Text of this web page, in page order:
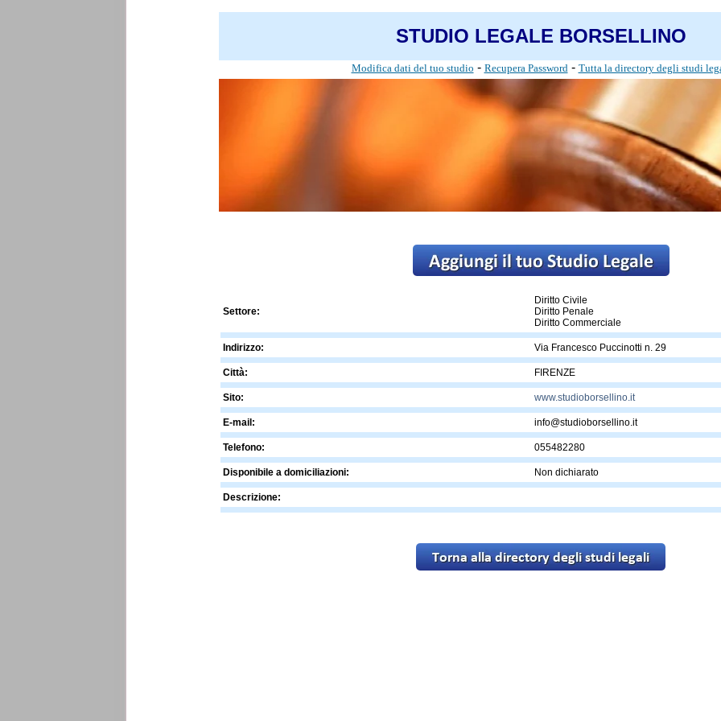
STUDIO LEGALE BORSELLINO
Modifica dati del tuo studio - Recupera Password - Tutta la directory degli studi
Settore:
Diritto Civile
Diritto Penale
Diritto Commerciale
Indirizzo: Via Francesco Puccinotti n. 29
Città: FIRENZE
Sito: www.studioborsellino.it
E-mail: info@studioborsellino.it
Telefono: 055482280
Disponibile a domiciliazioni: Non dichiarato
Descrizione: